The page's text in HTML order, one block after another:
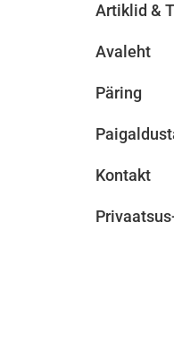
Artiklid &
Avaleht
Päring
Kontakt